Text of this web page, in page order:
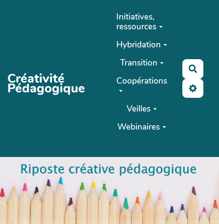
Créativité
Pédagogique
Initiatives,
ressources
Hybridation
Transition
Coopérations
Veilles
Webinaires